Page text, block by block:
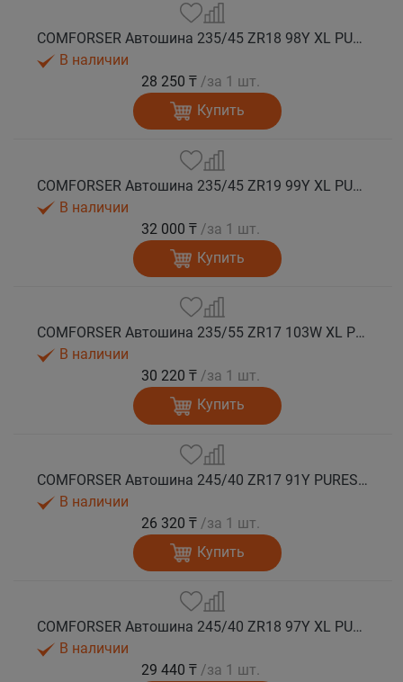
COMFORSER Автошина 235/45 ZR18 98Y XL PURESPEED лето
В наличии
28 250 ₸ /за 1 шт.
Купить
COMFORSER Автошина 235/45 ZR19 99Y XL PURESPEED лето
В наличии
32 000 ₸ /за 1 шт.
Купить
COMFORSER Автошина 235/55 ZR17 103W XL PURESPEED лето
В наличии
30 220 ₸ /за 1 шт.
Купить
COMFORSER Автошина 245/40 ZR17 91Y PURESPEED лето
В наличии
26 320 ₸ /за 1 шт.
Купить
COMFORSER Автошина 245/40 ZR18 97Y XL PURESPEED лето
В наличии
29 440 ₸ /за 1 шт.